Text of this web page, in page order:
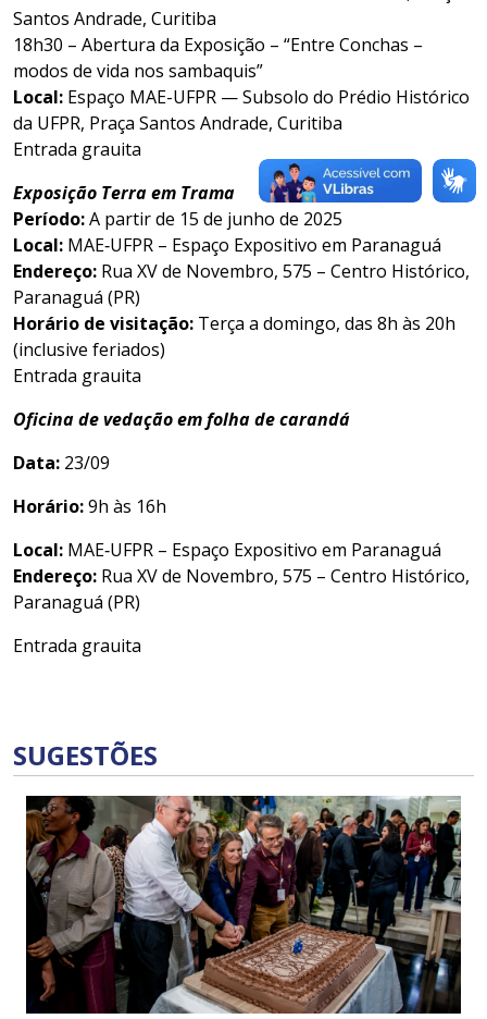
Santos Andrade, Curitiba
18h30 – Abertura da Exposição – “Entre Conchas –
modos de vida nos sambaquis”
Local: Espaço MAE-UFPR — Subsolo do Prédio Histórico
da UFPR, Praça Santos Andrade, Curitiba
Entrada grauita
Exposição Terra em Trama
Período:A partir de 15 de junho de 2025
Local: MAE‑UFPR – Espaço Expositivo em Paranaguá
Endereço: Rua XV de Novembro, 575 – Centro Histórico,
Paranaguá (PR)
Horário de visitação: Terça a domingo, das 8h às 20h
(inclusive feriados)
Entrada grauita
Oficina de vedação em folha de carandá
Data: 23/09
Horário:9h às 16h
Local: MAE‑UFPR – Espaço Expositivo em Paranaguá
Endereço: Rua XV de Novembro, 575 – Centro Histórico,
Paranaguá (PR)
Entrada grauita
SUGESTÕES